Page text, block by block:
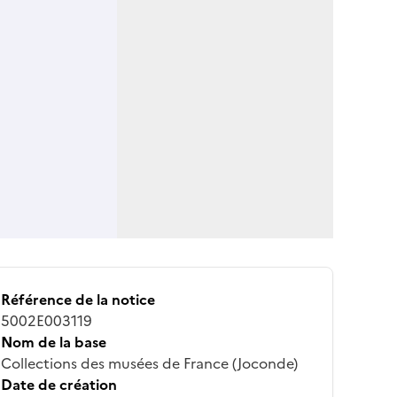
Référence de la notice
5002E003119
Nom de la base
Collections des musées de France (Joconde)
Date de création